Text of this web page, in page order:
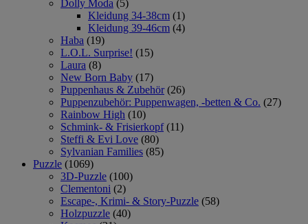
Dolly Moda (5)
Kleidung 34-38cm (1)
Kleidung 39-46cm (4)
Haba (19)
L.O.L. Surprise! (15)
Laura (8)
New Born Baby (17)
Puppenhaus & Zubehör (26)
Puppenzubehör: Puppenwagen, -betten & Co. (27)
Rainbow High (10)
Schmink- & Frisierkopf (11)
Steffi & Evi Love (80)
Sylvanian Families (85)
Puzzle (1069)
3D-Puzzle (100)
Clementoni (2)
Escape-, Krimi- & Story-Puzzle (58)
Holzpuzzle (40)